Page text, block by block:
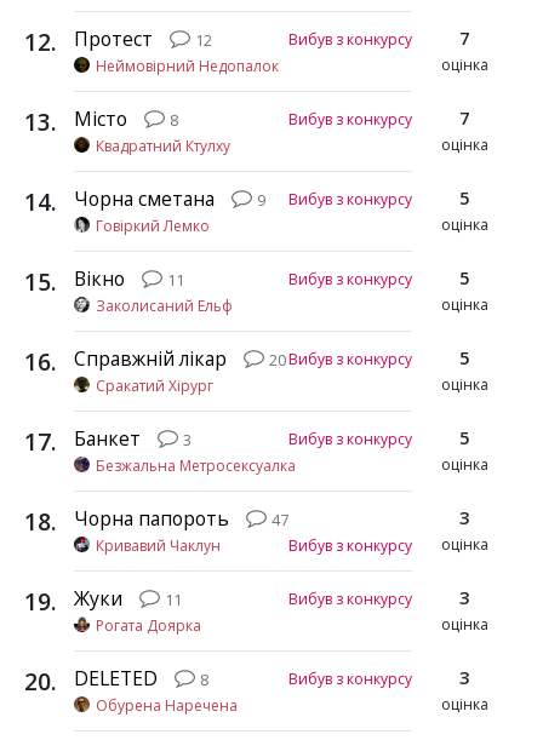
12. Протест 12
Вибув з конкурсу
Неймовірний Недопалок
7
оцінка
13. Місто 8
Вибув з конкурсу
Квадратний Ктулху
7
оцінка
14. Чорна сметана 9
Вибув з конкурсу
Говіркий Лемко
5
оцінка
15. Вікно 11
Вибув з конкурсу
Заколисаний Ельф
5
оцінка
16. Справжній лікар 20Вибув з конкурсу
Сракатий Хірург
5
оцінка
17. Банкет 3
Вибув з конкурсу
Безжальна Метросексуалка
5
оцінка
18. Чорна папороть
47
Вибув з конкурсу
Кривавий Чаклун
3
оцінка
19. Жуки 11
Вибув з конкурсу
Рогата Доярка
3
оцінка
20. DELETED 8
Вибув з конкурсу
Обурена Наречена
3
оцінка